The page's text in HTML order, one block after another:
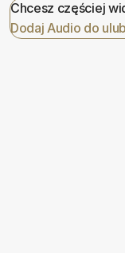
Chcesz częściej
Dodaj Audio do